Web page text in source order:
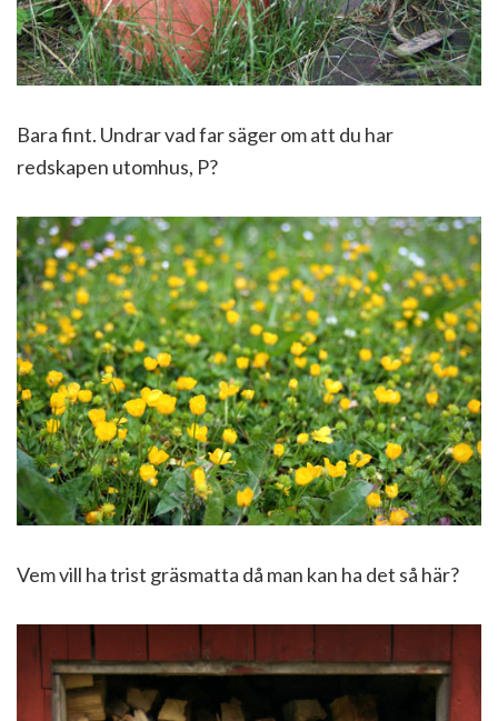
Bara fint. Undrar vad far säger om att du har
redskapen utomhus, P?
Vem vill ha trist gräsmatta då man kan ha det så här?